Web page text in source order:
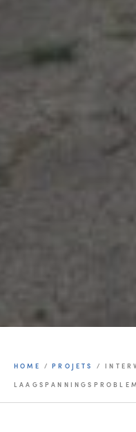
HOME / PROJETS /